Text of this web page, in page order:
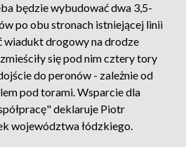
będzie wybudować dwa 3,5-
po obu stronach istniejącej linii
wiadukt drogowy na drodze
się pod nim cztery tory
do peronów - zależnie od
pod torami. Wsparcie dla
deklaruje Piotr
województwa łódzkiego.